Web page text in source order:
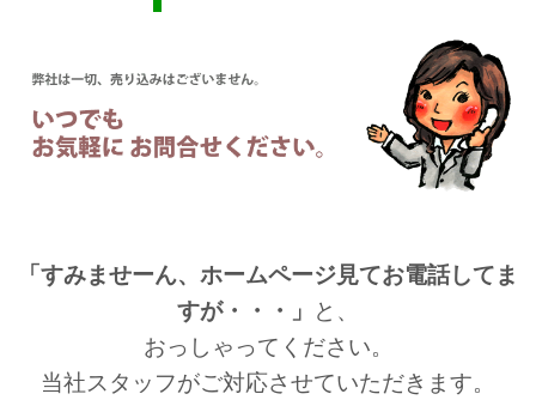
「すみませーん、ホームページ見てお電話してま
すが・・・」
と、
おっしゃってください。
当社スタッフがご対応させていただきます。